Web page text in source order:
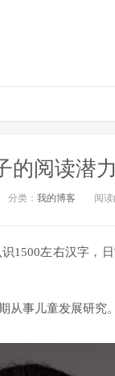
的阅读潜
分类： 我的博客 阅读
1500左右汉字，
从事儿童发展研究。